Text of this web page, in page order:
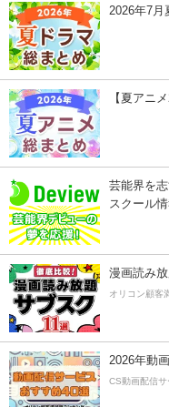
2026年7月
【夏アニ
芸能界を
スクール
漫画読み
オリコン顧客
2026年動
CS動画配信